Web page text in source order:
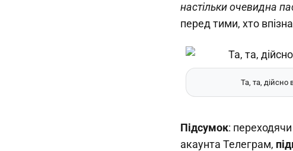
настільки очевидна
перед тими, хто
Та, та, дійсно
Підсумок:
акаунта Телеграм,